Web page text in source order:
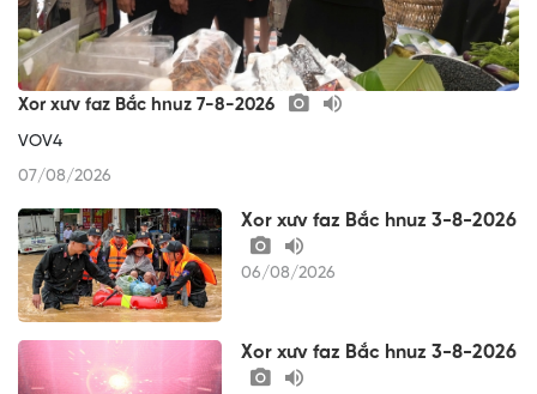
Xor xưv faz Bắc hnuz 7-8-2026
VOV4
07/08/2026
Xor xưv faz Bắc hnuz 3-8-2026
06/08/2026
Xor xưv faz Bắc hnuz 3-8-2026